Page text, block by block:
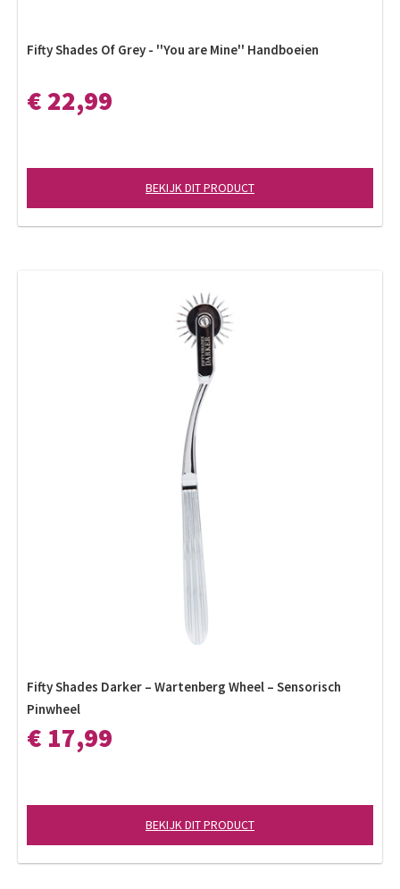
Fifty Shades Of Grey - ''You are Mine'' Handboeien
€ 22,99
BEKIJK DIT PRODUCT
Fifty Shades Darker – Wartenberg Wheel – Sensorisch
Pinwheel
€ 17,99
BEKIJK DIT PRODUCT